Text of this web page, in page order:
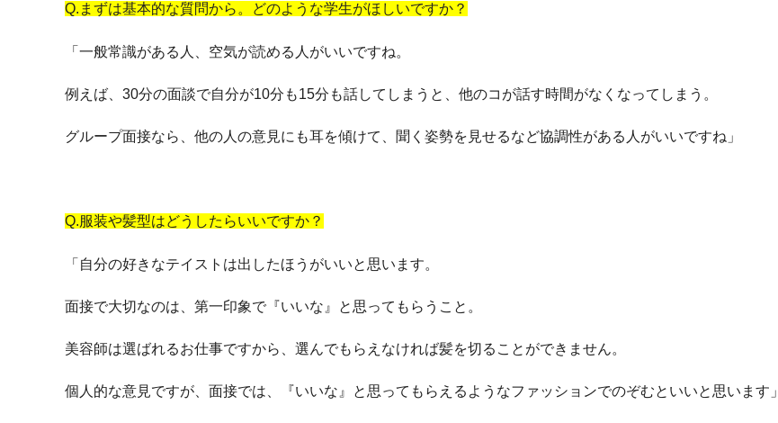
Q.まずは基本的な質問から。どのような学生がほしいですか？
「一般常識がある人、空気が読める人がいいですね。
例えば、30分の面談で自分が10分も15分も話してしまうと、他のコが話す時間がなくなってしまう。
グループ面接なら、他の人の意見にも耳を傾けて、聞く姿勢を見せるなど協調性がある人がいいですね」
Q.服装や髪型はどうしたらいいですか？
「自分の好きなテイストは出したほうがいいと思います。
面接で大切なのは、第一印象で『いいな』と思ってもらうこと。
美容師は選ばれるお仕事ですから、選んでもらえなければ髪を切ることができません。
個人的な意見ですが、面接では、『いいな』と思ってもらえるようなファッションでのぞむといいと思います」